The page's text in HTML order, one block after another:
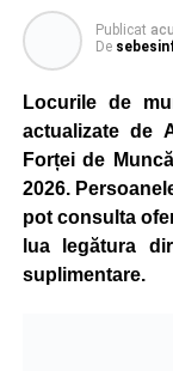
Publicat
De
Locurile de
actualizate de
Forței de
2026.
pot consulta
lua legătura
suplimentare.